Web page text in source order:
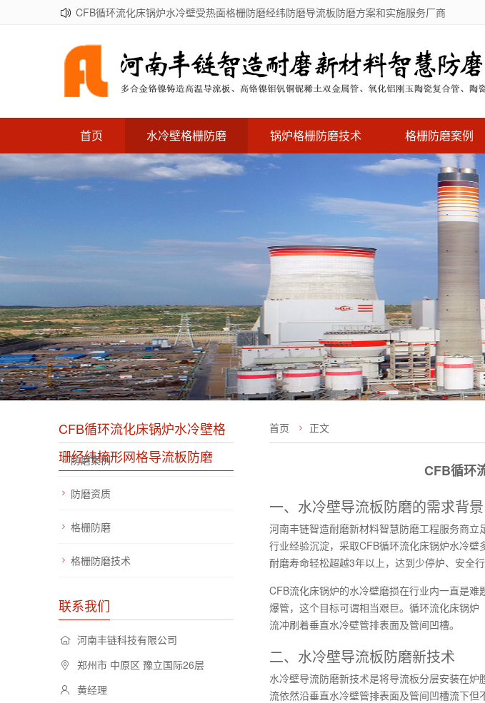
CFB循环流化床锅炉水冷壁受热面格栅防磨经纬防磨导流板防磨方案和实施服务厂商
首页 水冷壁格栅防磨 锅炉格栅防磨技术 格栅防磨案例
CFB循环流化床锅炉水冷壁格
珊经纬梳形网格导流板防磨
防磨案例
防磨资质
格栅防磨
格栅防磨技术
联系我们
河南丰链科技有限公司
郑州市 中原区 豫立国际26层
黄经理
首页 正文
CFB循环
一、水冷壁导流板防磨的需求背景
河南丰链智造耐磨新材料智慧防磨工程服务商
行业经验沉淀，采取CFB循环流化床锅炉水冷
耐磨寿命轻松超越3年以上，达到少停炉、安全行
CFB流化床锅炉的水冷壁磨损在行业内一直是
爆管，这个目标可谓相当艰巨。循环流化床锅
流冲刷着垂直水冷壁管排表面及管间凹槽。
二、水冷壁导流板防磨新技术
水冷壁导流防磨新技术是将导流板分层安装在
流依然沿垂直水冷壁管排表面及管间凹槽流下但